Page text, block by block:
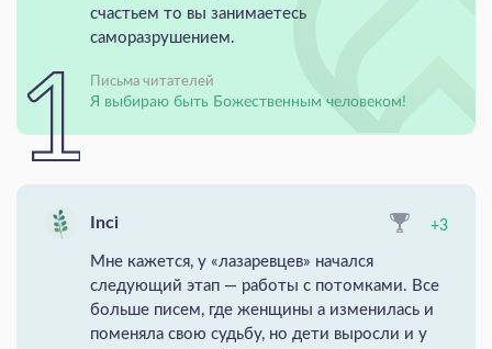
счастьем то вы занимаетесь
саморазрушением.
Письма читателей
Я выбираю быть Божественным человеком!
Inci +3
Мне кажется, у «лазаревцев» начался
следующий этап — работы с потомками. Все
больше писем, где женщины а изменилась и
поменяла свою судьбу, но дети выросли и у